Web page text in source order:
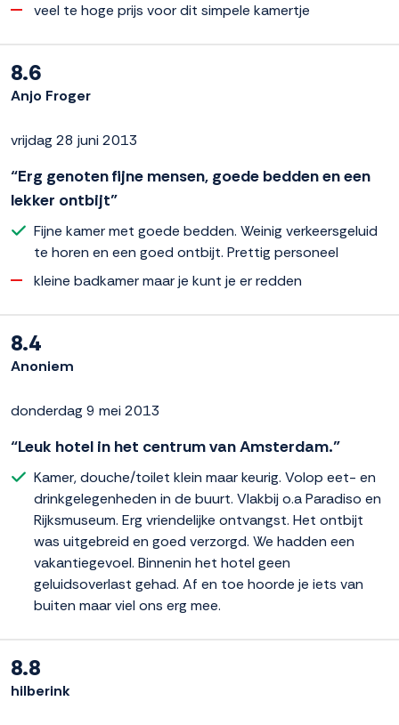
veel te hoge prijs voor dit simpele kamertje
8.6
Anjo Froger
vrijdag 28 juni 2013
“Erg genoten fijne mensen, goede bedden en een
lekker ontbijt”
Fijne kamer met goede bedden. Weinig verkeersgeluid
te horen en een goed ontbijt. Prettig personeel
kleine badkamer maar je kunt je er redden
8.4
Anoniem
donderdag 9 mei 2013
“Leuk hotel in het centrum van Amsterdam.”
Kamer, douche/toilet klein maar keurig. Volop eet- en
drinkgelegenheden in de buurt. Vlakbij o.a Paradiso en
Rijksmuseum. Erg vriendelijke ontvangst. Het ontbijt
was uitgebreid en goed verzorgd. We hadden een
vakantiegevoel. Binnenin het hotel geen
geluidsoverlast gehad. Af en toe hoorde je iets van
buiten maar viel ons erg mee.
8.8
hilberink